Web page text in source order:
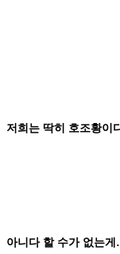
저희는 딱히 호조황이
아니다 할 수가 없는게